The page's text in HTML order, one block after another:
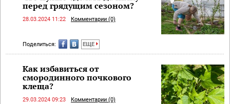
перед грядущим сезоном?
28.03.2024 11:22 Комментарии (0)
Поделиться: ЕЩЕ
Как избавиться от
смородинного почкового
клеща?
29.03.2024 09:23 Комментарии (0)